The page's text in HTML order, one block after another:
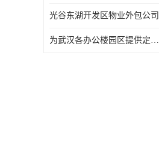
光谷东湖开发区物业外包公司
为武汉各办公楼园区提供定点保洁服务